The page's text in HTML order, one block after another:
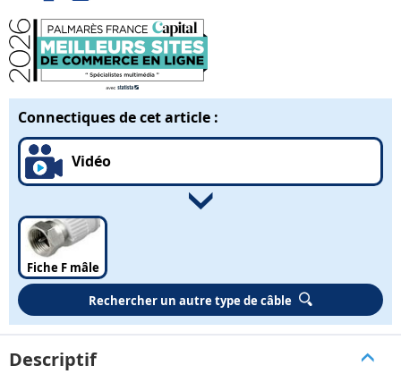
Connectiques de cet article :
Vidéo
Fiche F mâle
Rechercher un autre type de câble
Descriptif